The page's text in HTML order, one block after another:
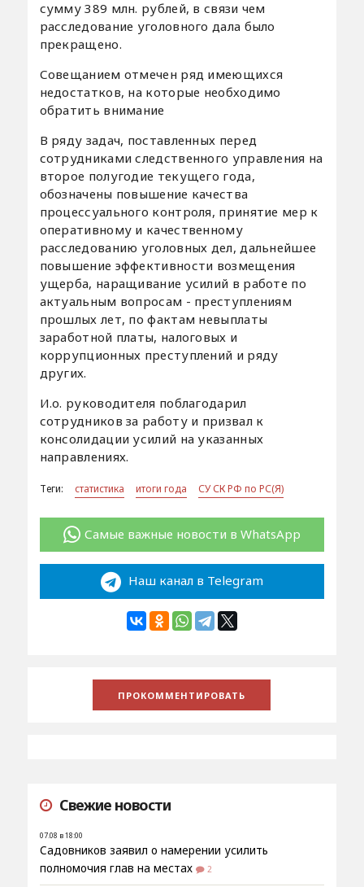
сумму 389 млн. рублей, в связи чем
расследование уголовного дала было
прекращено.
Совещанием отмечен ряд имеющихся
недостатков, на которые необходимо
обратить внимание
В ряду задач, поставленных перед
сотрудниками следственного управления на
второе полугодие текущего года,
обозначены повышение качества
процессуального контроля, принятие мер к
оперативному и качественному
расследованию уголовных дел, дальнейшее
повышение эффективности возмещения
ущерба, наращивание усилий в работе по
актуальным вопросам - преступлениям
прошлых лет, по фактам невыплаты
заработной платы, налоговых и
коррупционных преступлений и ряду
других.
И.о. руководителя поблагодарил
сотрудников за работу и призвал к
консолидации усилий на указанных
направлениях.
Теги: статистика итоги года СУ СК РФ по РС(Я)
Самые важные новости в WhatsApp
Наш канал в Telegram
Свежие новости
07.08 в 18:00
Садовников заявил о намерении усилить
полномочия глав на местах
2